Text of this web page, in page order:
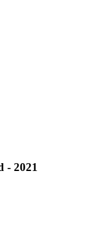
- 2021